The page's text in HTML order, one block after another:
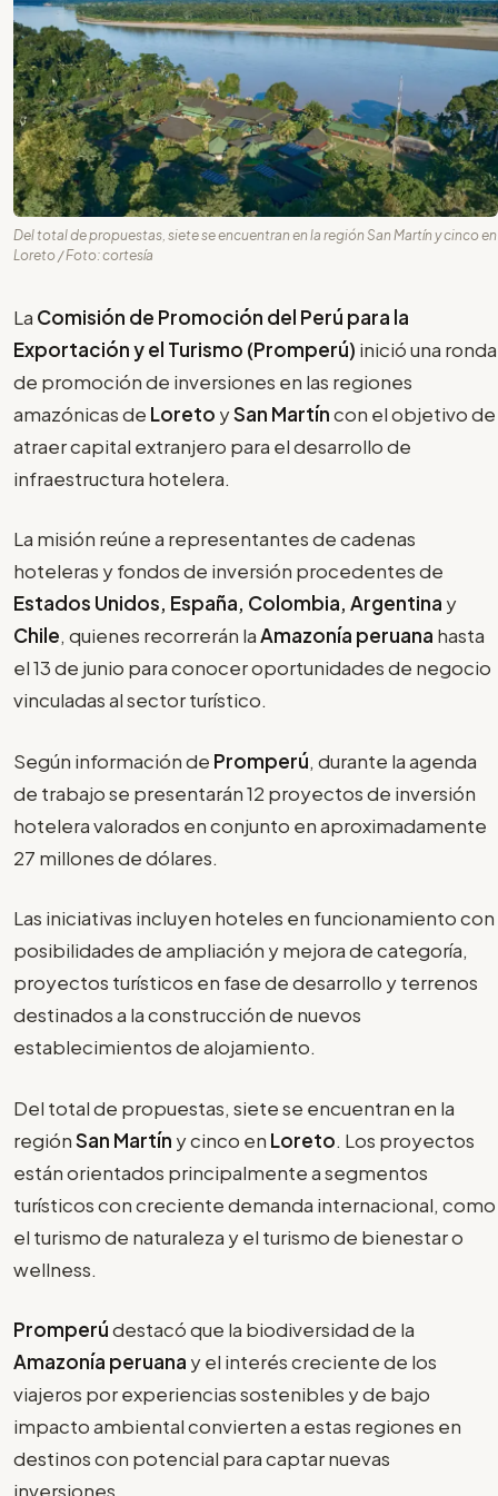
Del total de propuestas, siete se encuentran en la región San Martín y cinco en
Loreto / Foto: cortesía
La Comisión de Promoción del Perú para la
Exportación y el Turismo (Promperú) inició una ronda
de promoción de inversiones en las regiones
amazónicas de Loreto ySan Martíncon el objetivo de
atraer capital extranjero para el desarrollo de
infraestructura hotelera.
La misión reúne a representantes de cadenas
hoteleras y fondos de inversión procedentes de
Estados Unidos, España, Colombia, Argentina y
Chile, quienes recorrerán laAmazonía peruana hasta
el 13 de junio para conocer oportunidades de negocio
vinculadas al sector turístico.
Según información de Promperú, durante la agenda
de trabajo se presentarán 12 proyectos de inversión
hotelera valorados en conjunto en aproximadamente
27 millones de dólares.
Las iniciativas incluyen hoteles en funcionamiento con
posibilidades de ampliación y mejora de categoría,
proyectos turísticos en fase de desarrollo y terrenos
destinados a la construcción de nuevos
establecimientos de alojamiento.
Del total de propuestas, siete se encuentran en la
regiónSan Martín y cinco en Loreto. Los proyectos
están orientados principalmente a segmentos
turísticos con creciente demanda internacional, como
el turismo de naturaleza y el turismo de bienestar o
wellness.
Promperúdestacó que la biodiversidad de la
Amazonía peruana y el interés creciente de los
viajeros por experiencias sostenibles y de bajo
impacto ambiental convierten a estas regiones en
destinos con potencial para captar nuevas
inversiones.